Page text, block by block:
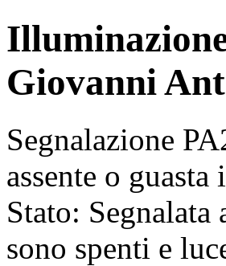
Giovanni
Segnalazione
assente o
Stato:
sono spenti e